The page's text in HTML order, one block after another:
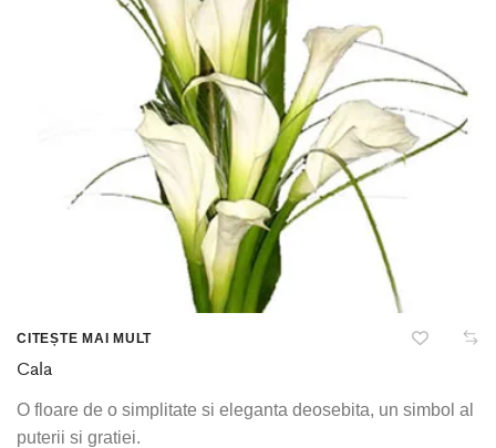
CITEȘTE MAI MULT
Cala
O floare de o simplitate si eleganta deosebita, un simbol al
puterii si gratiei.